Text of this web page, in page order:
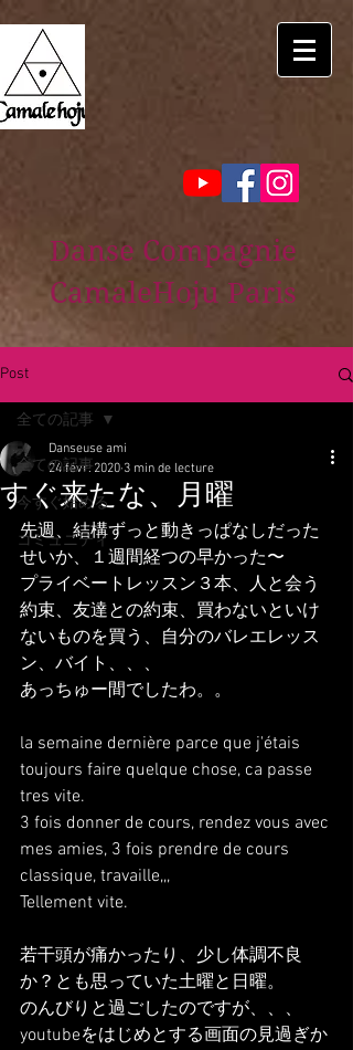
Danse Compagnie
CamaleHoju Paris
Post
全ての記事
今すぐ始める
コミュニティ
全ての記事
すぐ来たな、月曜
Danseuse ami
24 févr. 2020 3 min de lecture
先週、結構ずっと動きっぱなしだった
せいか、１週間経つの早かった〜
プライベートレッスン３本、人と会う
約束、友達との約束、買わないといけ
ないものを買う、自分のバレエレッス
ン、バイト、、、
あっちゅー間でしたわ。。
la semaine dernière parce que j'étais
toujours faire quelque chose, ca passe
tres vite.
3 fois donner de cours, rendez vous avec
mes amies, 3 fois prendre de cours
classique, travaille,,,
Tellement vite.
若干頭が痛かったり、少し体調不良
か？とも思っていた土曜と日曜。
のんびりと過ごしたのですが、、、
youtubeをはじめとする画面の見過ぎか